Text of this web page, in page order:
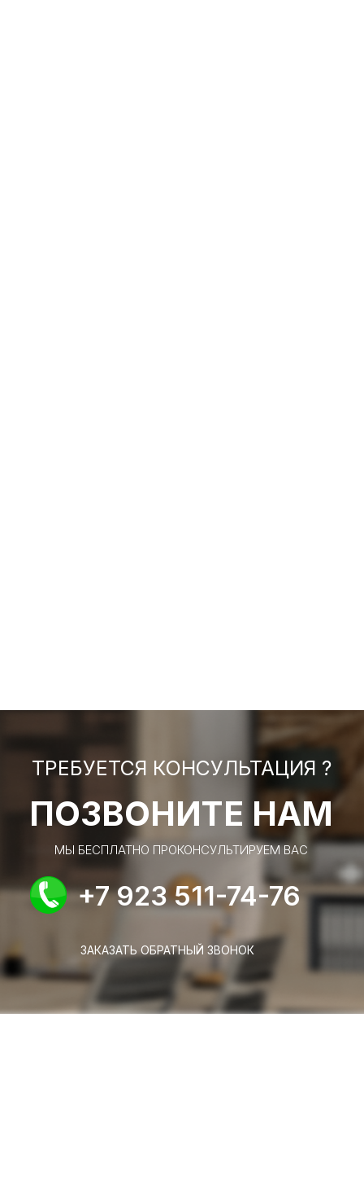
ТРЕБУЕТСЯ КОНСУЛЬТАЦИЯ ?
ПОЗВОНИТЕ НАМ
МЫ БЕСПЛАТНО ПРОКОНСУЛЬТИРУЕМ ВАС
+7 923 511-74-76
ЗАКАЗАТЬ ОБРАТНЫЙ ЗВОНОК